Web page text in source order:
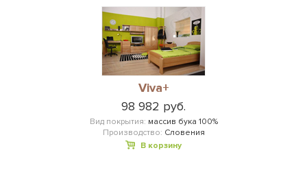
Viva+
98 982 руб.
Вид покрытия: массив бука 100%
Производство: Словения
В корзину